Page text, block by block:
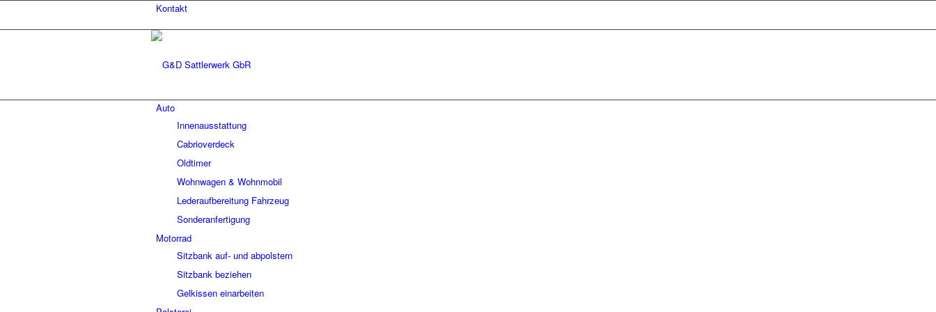
Kontakt
Auto
Innenausstattung
Cabrioverdeck
Oldtimer
Wohnwagen & Wohnmobil
Lederaufbereitung Fahrzeug
Sonderanfertigung
Motorrad
Sitzbank auf- und abpolstern
Sitzbank beziehen
Gelkissen einarbeiten